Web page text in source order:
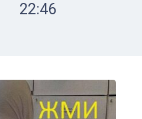
22:46